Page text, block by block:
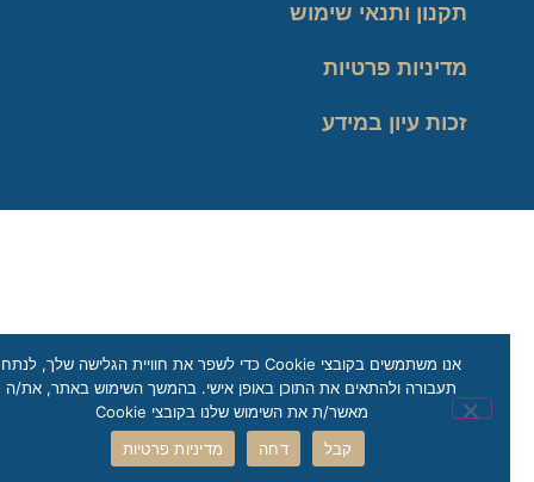
תקנון ותנאי שימוש
מדיניות פרטיות
זכות עיון במידע
אנו משתמשים בקובצי Cookie כדי לשפר את חוויית הגלישה שלך, לנתח
תעבורה ולהתאים את התוכן באופן אישי. בהמשך השימוש באתר, את/ה
מאשר/ת את השימוש שלנו בקובצי Cookie
קבל
דחה מדיניות פרטיות